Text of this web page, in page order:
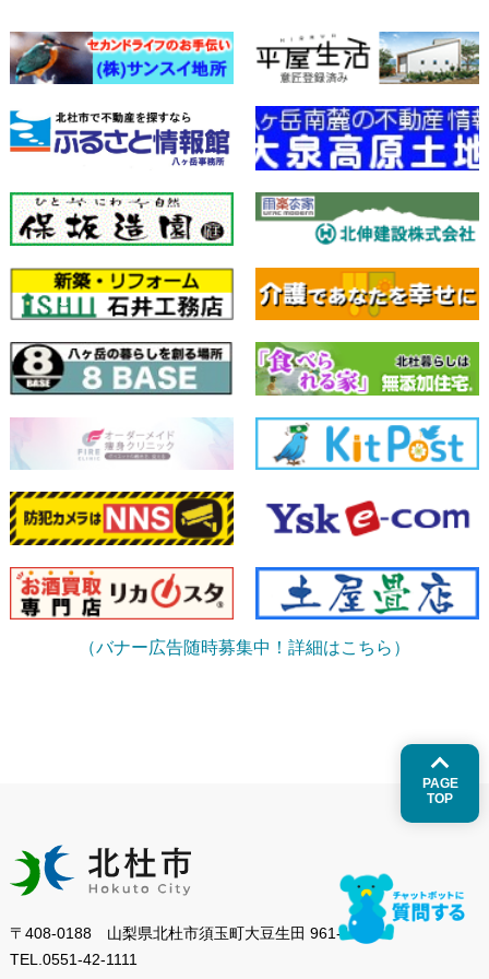
（バナー広告随時募集中！詳細はこちら）
PAGE
TOP
〒408-0188 山梨県北杜市須玉町大豆生田 961-1
TEL. 0551-42-1111